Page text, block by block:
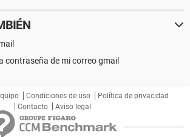
contraseña de mi correo gmail
Condiciones de uso
Política de privacidad
Contacto
Aviso legal